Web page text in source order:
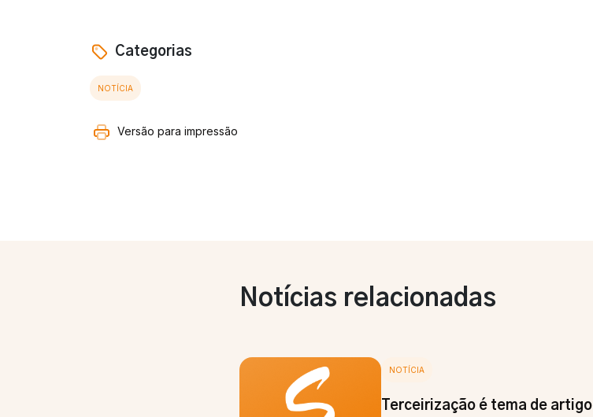
Categorias
NOTÍCIA
Versão para impressão
Notícias relacionadas
NOTÍCIA
Terceirização é tema de artigo